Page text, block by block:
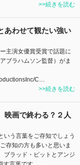
>>続きを読む
あわせて観たい強い
主演女優賞受賞で話題に
ブラハムソン監督）がま
C…
>>続きを読む
映画で終わる？２人
いう言葉をご存知でしょう
存知の方も多いと思いま
ブラッド・ピットとアンジ